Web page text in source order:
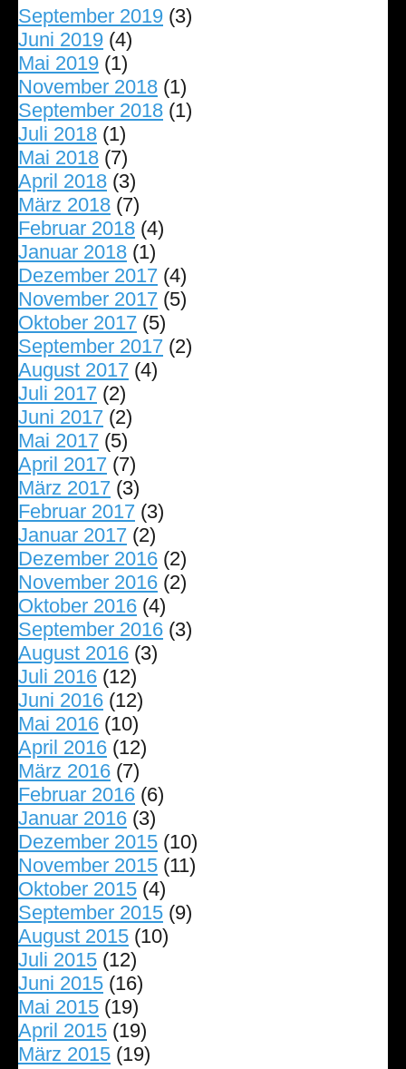
September 2019 (3)
Juni 2019 (4)
Mai 2019 (1)
November 2018 (1)
September 2018 (1)
Juli 2018 (1)
Mai 2018 (7)
April 2018 (3)
März 2018 (7)
Februar 2018 (4)
Januar 2018 (1)
Dezember 2017 (4)
November 2017 (5)
Oktober 2017 (5)
September 2017 (2)
August 2017 (4)
Juli 2017 (2)
Juni 2017 (2)
Mai 2017 (5)
April 2017 (7)
März 2017 (3)
Februar 2017 (3)
Januar 2017 (2)
Dezember 2016 (2)
November 2016 (2)
Oktober 2016 (4)
September 2016 (3)
August 2016 (3)
Juli 2016 (12)
Juni 2016 (12)
Mai 2016 (10)
April 2016 (12)
März 2016 (7)
Februar 2016 (6)
Januar 2016 (3)
Dezember 2015 (10)
November 2015 (11)
Oktober 2015 (4)
September 2015 (9)
August 2015 (10)
Juli 2015 (12)
Juni 2015 (16)
Mai 2015 (19)
April 2015 (19)
März 2015 (19)